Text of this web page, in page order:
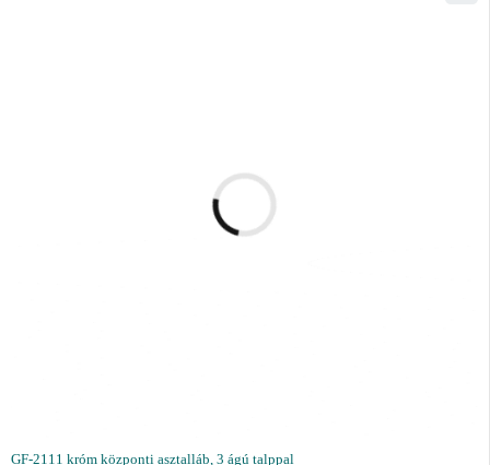
GF-2111 króm központi asztalláb, 3 ágú talppal